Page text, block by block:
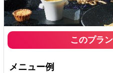
このプラ
メニュー例